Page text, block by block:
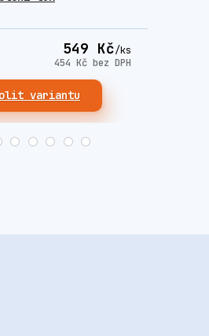
549 Kč/ks
454 Kč bez DPH
variantu